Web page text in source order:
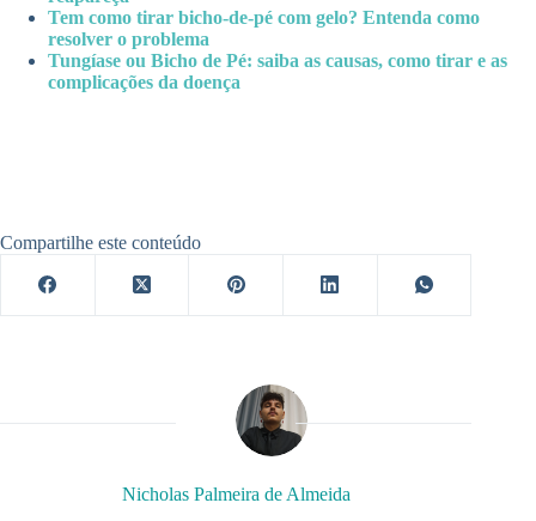
Tem como tirar bicho-de-pé com gelo? Entenda como
resolver o problema
Tungíase ou Bicho de Pé: saiba as causas, como tirar e as
complicações da doença
Compartilhe este conteúdo
Nicholas Palmeira de Almeida